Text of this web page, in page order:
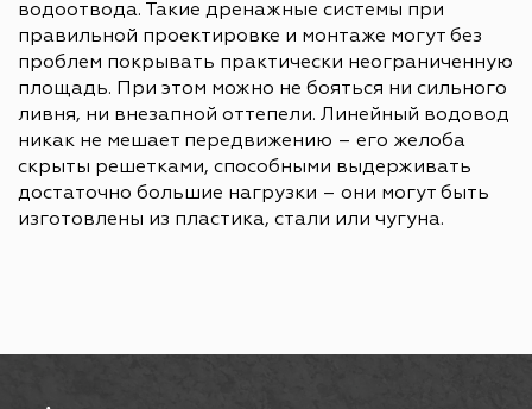
водоотвода. Такие дренажные системы при
правильной проектировке и монтаже могут без
проблем покрывать практически неограниченную
площадь. При этом можно не бояться ни сильного
ливня, ни внезапной оттепели. Линейный водовод
никак не мешает передвижению – его желоба
скрыты решетками, способными выдерживать
достаточно большие нагрузки – они могут быть
изготовлены из пластика, стали или чугуна.